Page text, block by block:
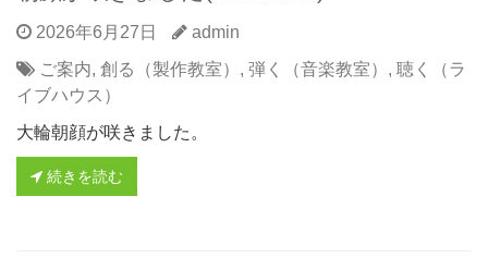
2026年6月27日
admin
ご案内, 創る（製作教室） , 弾く（音楽教室） , 聴く（ラ
イブハウス）
大輪朝顔が咲きました。
続きを読む